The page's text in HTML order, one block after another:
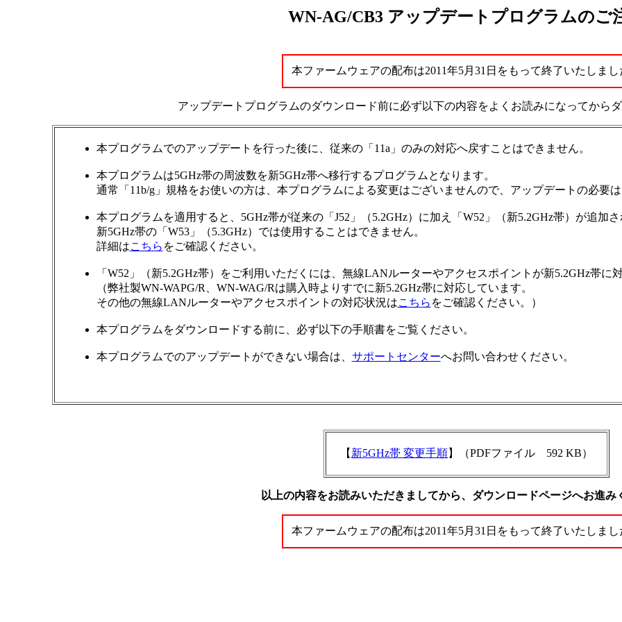
WN-AG/CB3 アップデートプログラムのご
本ファームウェアの配布は2011年5月31日をもって終了いたしまし
アップデートプログラムのダウンロード前に必ず以下の内容をよくお読みになってから
本プログラムでのアップデートを行った後に、従来の「11a」のみの対応へ戻すことはできません。
本プログラムは5GHz帯の周波数を新5GHz帯へ移行するプログラムとなります。
通常「11b/g」規格をお使いの方は、本プログラムによる変更はございませんので、アップデートの必要は
本プログラムを適用すると、5GHz帯が従来の「J52」（5.2GHz）に加え「W52」（新5.2GHz帯）が追加さ
新5GHz帯の「W53」（5.3GHz）では使用することはできません。
詳細はこちら をご確認ください。
「W52」（新5.2GHz帯）をご利用いただくには、無線LANルーターやアクセスポイントが新5.2GHz帯に
（弊社製WN-WAPG/R、WN-WAG/Rは購入時よりすでに新5.2GHz帯に対応しています。
その他の無線LANルーターやアクセスポイントの対応状況はこちら をご確認ください。）
本プログラムをダウンロードする前に、必ず以下の手順書をご覧ください。
本プログラムでのアップデートができない場合は、 サポートセンターへお問い合わせください。
【 新5GHz帯 変更手順】（PDFファイル 592 KB）
以上の内容をお読みいただきましてから、ダウンロードページへお進み
本ファームウェアの配布は2011年5月31日をもって終了いたしまし